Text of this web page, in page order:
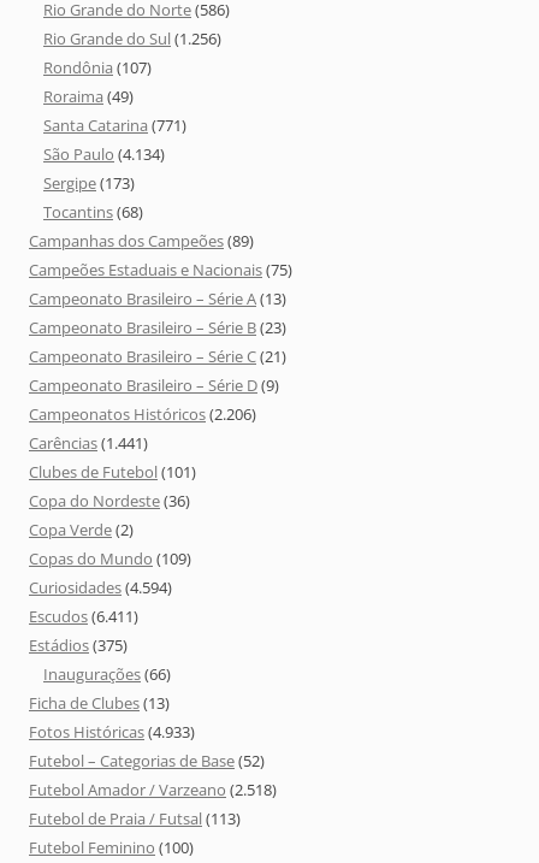
Rio Grande do Norte(586)
Rio Grande do Sul(1.256)
Rondônia (107)
Roraima (49)
Santa Catarina (771)
São Paulo (4.134)
Sergipe(173)
Tocantins(68)
Campanhas dos Campeões(89)
Campeões Estaduais e Nacionais(75)
Campeonato Brasileiro – Série A(13)
Campeonato Brasileiro – Série B(23)
Campeonato Brasileiro – Série C(21)
Campeonato Brasileiro – Série D(9)
Campeonatos Históricos(2.206)
Carências(1.441)
Clubes de Futebol(101)
Copa do Nordeste(36)
Copa Verde(2)
Copas do Mundo (109)
Curiosidades(4.594)
Escudos(6.411)
Estádios(375)
Inaugurações(66)
Ficha de Clubes(13)
Fotos Históricas(4.933)
Futebol – Categorias de Base(52)
Futebol Amador / Varzeano (2.518)
Futebol de Praia / Futsal(113)
Futebol Feminino (100)